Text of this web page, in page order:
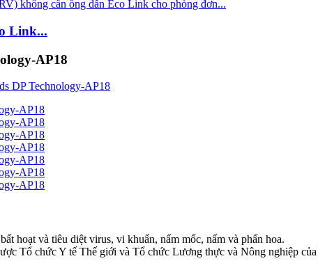
Link...
AP18
hoạt và tiêu diệt virus, vi khuẩn, nấm mốc, nấm và phấn hoa.
Tổ chức Y tế Thế giới và Tổ chức Lương thực và Nông nghiệp